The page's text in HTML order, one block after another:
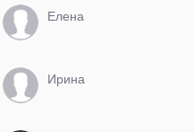
Елена
Ирина